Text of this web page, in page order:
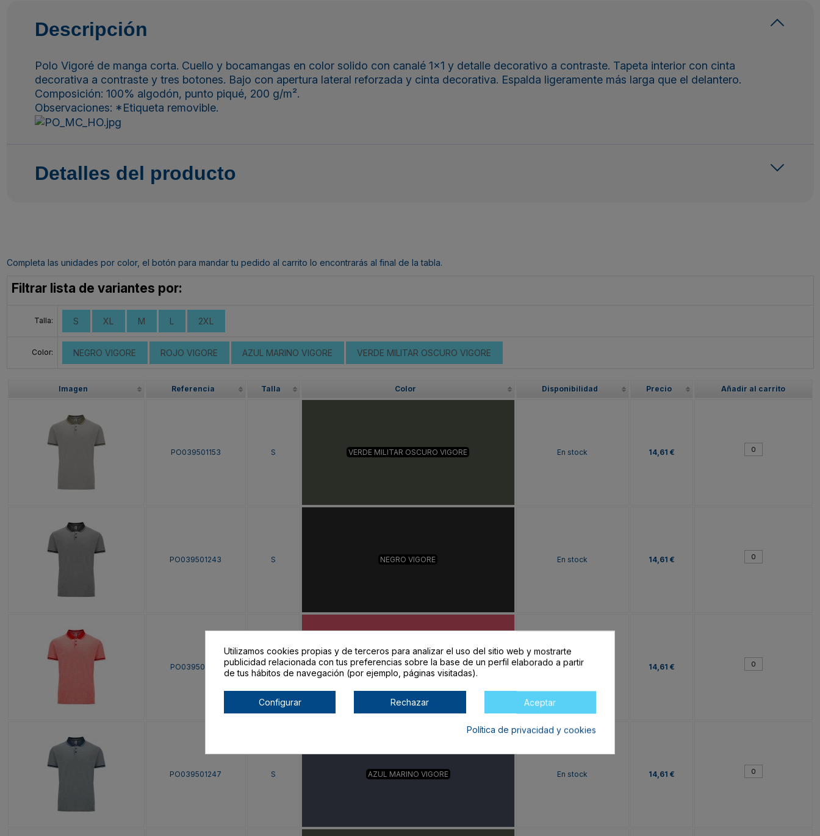
Descripción
Polo Vigoré de manga corta. Cuello y bocamangas en color solido con canalé 1x1 y detalle decorativo a contraste. Tapeta interior con cinta
decorativa a contraste y tres botones. Bajo con apertura lateral reforzada y cinta decorativa. Espalda ligeramente más larga que el delantero.
Composición: 100% algodón, punto piqué, 200 g/m².
Observaciones: *Etiqueta removible.
Detalles del producto
Completa las unidades por color, el botón para mandar tu pedido al carrito lo encontrarás al final de la tabla.
Filtrar lista de variantes por:
Talla: S XL M L 2XL
Color: NEGRO VIGORE ROJO VIGORE AZUL MARINO VIGORE VERDE MILITAR OSCURO VIGORE
Imagen Referencia Talla Color Disponibilidad Precio Añadir al carrito
PO039501153 S VERDE MILITAR OSCURO VIGORE En stock 14,61 €
PO039501243 S NEGRO VIGORE En stock 14,61 €
PO039501245 S ROJO VIGORE En stock 14,61 €
PO039501247 S AZUL MARINO VIGORE En stock 14,61 €
Utilizamos cookies propias y de terceros para analizar el uso del sitio web y mostrarte
publicidad relacionada con tus preferencias sobre la base de un perfil elaborado a partir
de tus hábitos de navegación (por ejemplo, páginas visitadas).
Configurar Rechazar Aceptar
Política de privacidad y cookies